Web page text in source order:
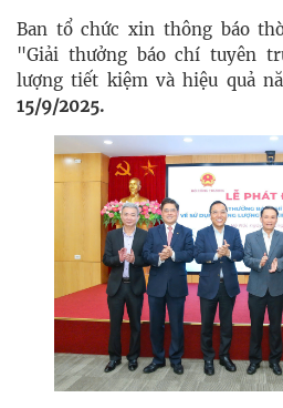
Ban tổ chức xin thông báo
"Giải thưởng báo chí tuyên
lượng tiết kiệm và hiệu quả
15/9/2025.